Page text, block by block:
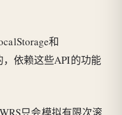
和
，依赖这些API的功能
只会模拟有限次滚